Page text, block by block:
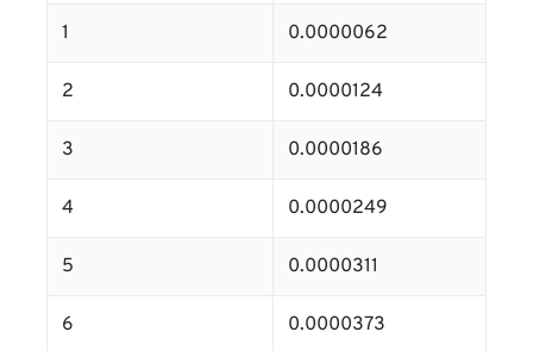
1 0.0000062
2 0.0000124
3 0.0000186
4 0.0000249
5 0.0000311
6 0.0000373